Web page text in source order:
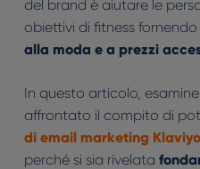
del brand è aiutare le
obiettivi di fitness fornendo
alla moda e a prezzi
In questo articolo,
affrontato il compito di
di email marketing Klaviyo
perché si sia rivelata